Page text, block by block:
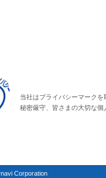
当社はプライバシーマークを
秘密厳守、皆さまの大切な個
Corporation